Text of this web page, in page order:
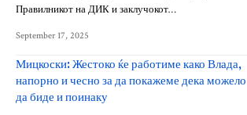
Правилникот на ДИК и заклучокот…
September 17, 2025
Мицкоски: Жестоко ќе работиме како Влада,
напорно и чесно за да покажеме дека можело
да биде и поинаку